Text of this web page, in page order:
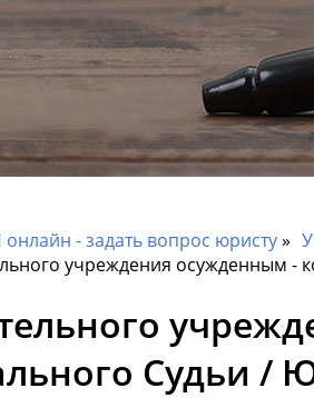
- задать вопрос юристу
учреждения осужденным
Судьи /